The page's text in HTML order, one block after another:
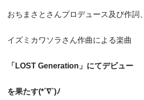
おちまさとさんプロデュース及び作詞、
イズミカワソラさん作曲による楽曲
「LOST Generation」にてデビュー
を果たす(*´∇`)ﾉ